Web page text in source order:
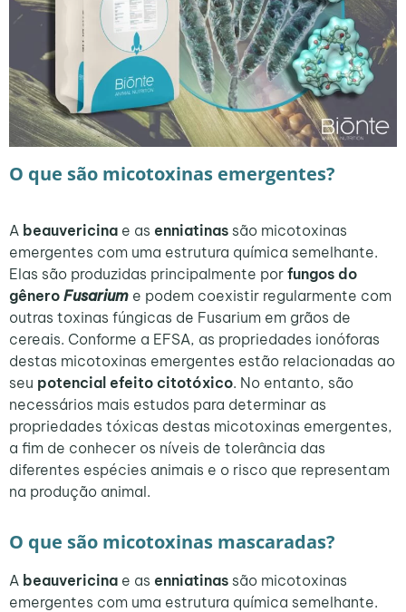
O que são micotoxinas emergentes?
A beauvericina e as enniatinas são micotoxinas
emergentes com uma estrutura química semelhante.
Elas são produzidas principalmente por fungos do
gênero Fusarium e podem coexistir regularmente com
outras toxinas fúngicas de Fusarium em grãos de
cereais. Conforme a EFSA, as propriedades ionóforas
destas micotoxinas emergentes estão relacionadas ao
seu potencial efeito citotóxico. No entanto, são
necessários mais estudos para determinar as
propriedades tóxicas destas micotoxinas emergentes,
a fim de conhecer os níveis de tolerância das
diferentes espécies animais e o risco que representam
na produção animal.
O que são micotoxinas mascaradas?
A beauvericina e as enniatinas são micotoxinas
emergentes com uma estrutura química semelhante.